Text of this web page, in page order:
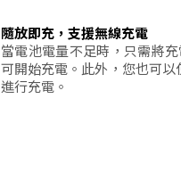
隨放即充，支援無線充電
當電池電量不足時，只需將
可開始充電。此外，您也可
進行充電。